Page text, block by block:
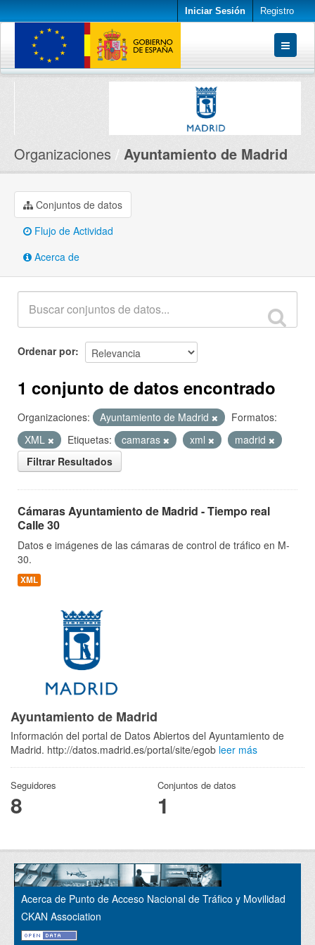
Iniciar Sesión Registro
Conjuntos de datos
Organizaciones Ayuntamiento de Madrid
Conjuntos de datos
Flujo de Actividad
Acerca de
Ordenar por
1 conjunto de datos encontrado
Organizaciones: Ayuntamiento de Madrid
Formatos:
XML
Etiquetas: camaras xml
madrid
Filtrar Resultados
Cámaras Ayuntamiento de Madrid - Tiempo real
Calle 30
Datos e imágenes de las cámaras de control de tráfico en M-
30.
XML
Ayuntamiento de Madrid
Información del portal de Datos Abiertos del Ayuntamiento de
Madrid. http://datos.madrid.es/portal/site/egob leer más
Seguidores
8
Conjuntos de datos
1
Acerca de Punto de Acceso Nacional de Tráfico y Movilidad
CKAN Association